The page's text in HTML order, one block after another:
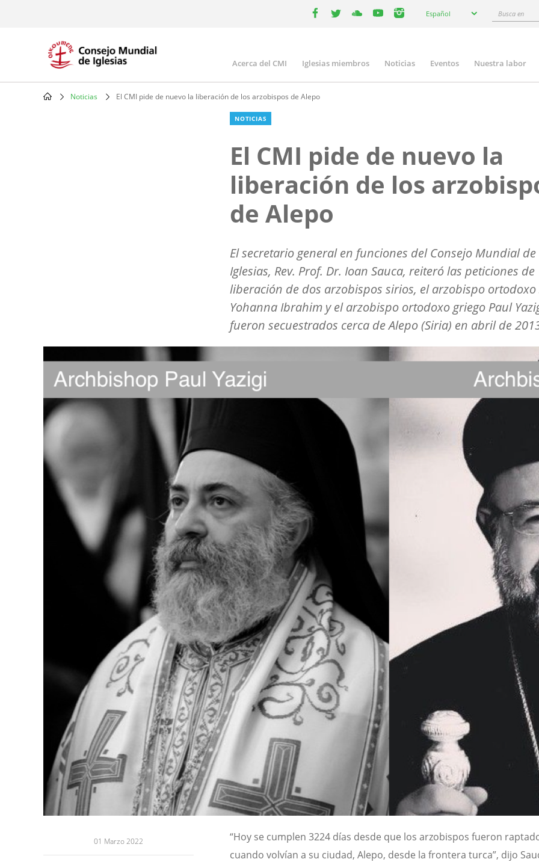
your
Español
Busca
Main
navigation
Acerca del CMI Iglesias miembros Noticias Eventos Nuestra labor
Noticias El CMI pide de nuevo la liberación de los arzobispos de Alepo
NOTICIAS
El CMI pide de nuevo la
liberación de los
de Alepo
El secretario general en funciones del Consejo Mundial de
Iglesias, Rev. Prof. Dr. Ioan Sauca, reiteró las peticiones de
liberación de dos arzobispos sirios, el arzobispo
Yohanna Ibrahim y el arzobispo ortodoxo griego Paul
fueron secuestrados cerca de Alepo (Siria) en abril de
01 Marzo 2022
“Hoy se cumplen 3224 días desde que los arzobispos fueron
cuando volvían a su ciudad, Alepo, desde la frontera turca”, dijo